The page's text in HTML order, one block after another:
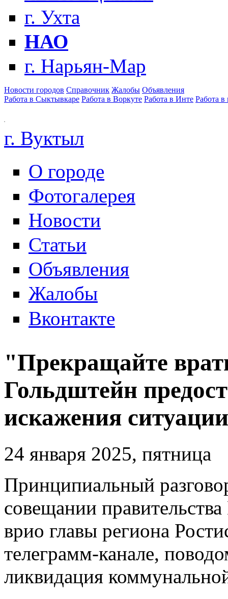
г. Ухта
НАО
г. Нарьян-Мар
Новости городов Справочник Жалобы Объявления
Работа в Сыктывкаре Работа в Воркуте Работа в Инте Работа в
г. Вуктыл
О городе
Фотогалерея
Новости
Статьи
Объявления
Жалобы
Вконтакте
"Прекращайте
Гольдштейн
искажения
24 января 2025, пятница
Принципиальный
совещании
врио главы региона
телеграмм-канале,
ликвидация